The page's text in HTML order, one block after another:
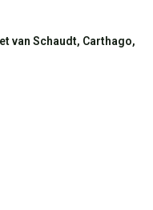
van Schaudt, Carthago,